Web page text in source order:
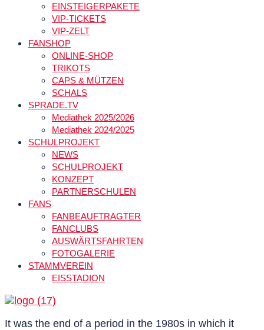
EINSTEIGERPAKETE
VIP-TICKETS
VIP-ZELT
FANSHOP
ONLINE-SHOP
TRIKOTS
CAPS & MÜTZEN
SCHALS
SPRADE.TV
Mediathek 2025/2026
Mediathek 2024/2025
SCHULPROJEKT
NEWS
SCHULPROJEKT
KONZEPT
PARTNERSCHULEN
FANS
FANBEAUFTRAGTER
FANCLUBS
AUSWÄRTSFAHRTEN
FOTOGALERIE
STAMMVEREIN
EISSTADION
It was the end of a period in the 1980s in which it